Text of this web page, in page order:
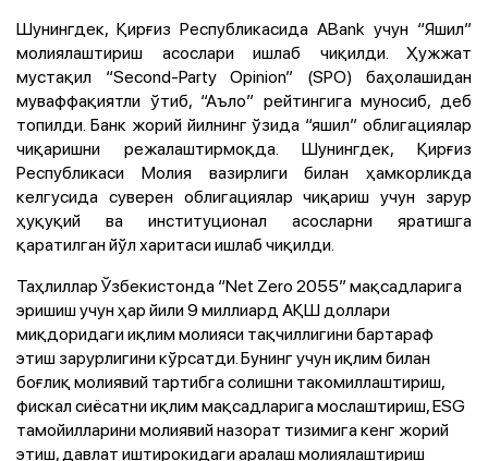
Шунингдек, Қирғиз Республикасида ABank учун “Яшил”
молиялаштириш асослари ишлаб чиқилди. Ҳужжат
мустақил “Second-Party Opinion” (SPO) баҳолашидан
муваффақиятли ўтиб, “Аъло” рейтингига муносиб, деб
топилди. Банк жорий йилнинг ўзида “яшил” облигациялар
чиқаришни режалаштирмоқда. Шунингдек, Қирғиз
Республикаси Молия вазирлиги билан ҳамкорликда
келгусида суверен облигациялар чиқариш учун зарур
ҳуқуқий ва институционал асосларни яратишга
қаратилган йўл харитаси ишлаб чиқилди.
Таҳлиллар Ўзбекистонда “Net Zero 2055” мақсадларига
эришиш учун ҳар йили 9 миллиард АҚШ доллари
миқдоридаги иқлим молияси тақчиллигини бартараф
этиш зарурлигини кўрсатди. Бунинг учун иқлим билан
боғлиқ молиявий тартибга солишни такомиллаштириш,
фискал сиёсатни иқлим мақсадларига мослаштириш, ESG
тамойилларини молиявий назорат тизимига кенг жорий
этиш, давлат иштирокидаги аралаш молиялаштириш